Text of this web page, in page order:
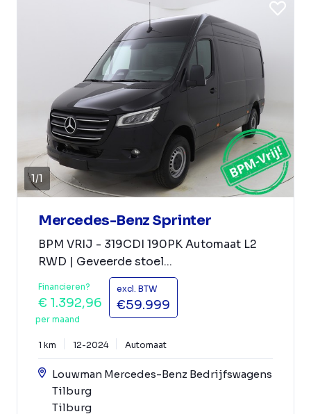
1/1
Mercedes-Benz Sprinter
BPM VRIJ - 319CDI 190PK Automaat L2
RWD | Geveerde stoel...
Financieren?
€ 1.392,96
per maand
excl. BTW
€59.999
1 km 12-2024 Automaat
Louwman Mercedes-Benz Bedrijfswagens
Tilburg
Tilburg